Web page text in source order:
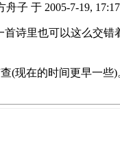
舟子 于 2005-7-19,
诗里也可以这么交错
(现在的时间更早一些)